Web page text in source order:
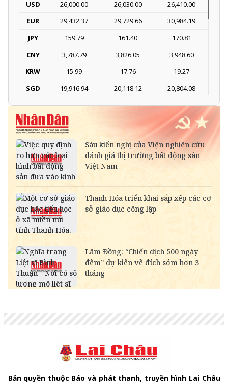
USD 26,000.00 26,030.00
26,410.00
EUR
29,432.37 29,729.66
30,984.19
JPY
159.79 161.40
170.81
CNY
3,787.79 3,826.05
3,948.60
KRW
15.99 17.76
19.27
SGD
19,916.94 20,118.12
20,804.08
DKK
- 3,966.64
4,118.33
THB
809.42
SEK
2,702.79
2,817.41
SAR
6,945.42
7,244.36
RUB
NOK
- 2,697.17
2,811.55
MYR
6,347.10
6,485.21
KWD
CAD
18,222.10 18,406.17
18,995.72
CHF
31,486.79 31,804.84
32,823.55
INR
-
HKD
3,247.93 3,280.74
3,406.20
Bản quyền thuộc Báo và phát thanh, truyền hình Lai Châu